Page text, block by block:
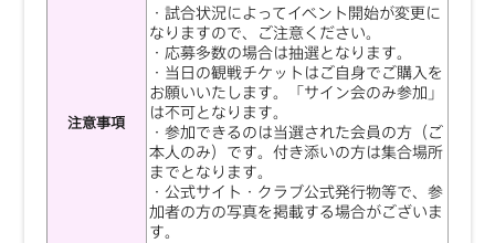
注意事項
・試合状況によってイベント開始が変更に
なりますので、ご注意ください。
・応募多数の場合は抽選となります。
・当日の観戦チケットはご自身でご購入を
お願いいたします。「サイン会のみ参加」
は不可となります。
・参加できるのは当選された会員の方（ご
本人のみ）です。付き添いの方は集合場所
までとなります。
・公式サイト・クラブ公式発行物等で、参
加者の方の写真を掲載する場合がございま
す。